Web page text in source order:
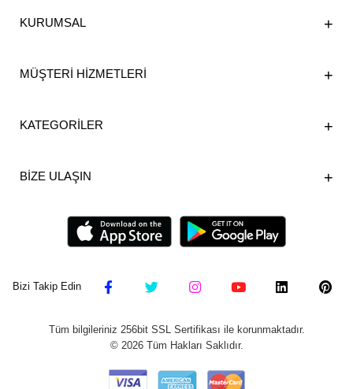
KURUMSAL
MÜŞTERİ HİZMETLERİ
KATEGORİLER
BİZE ULAŞIN
Bizi Takip Edin
Tüm bilgileriniz 256bit SSL Sertifikası ile korunmaktadır.
© 2026Tüm Hakları Saklıdır.